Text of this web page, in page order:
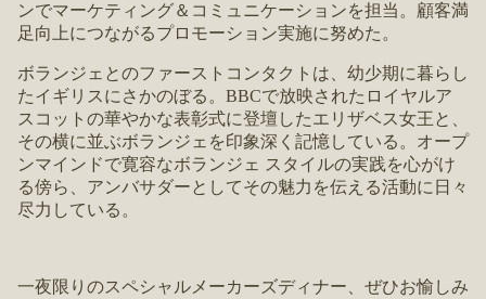
ンでマーケティング＆コミュニケーションを担当。顧客満
足向上につながるプロモーション実施に努めた。
ボランジェとのファーストコンタクトは、幼少期に暮らし
たイギリスにさかのぼる。BBCで放映されたロイヤルア
スコットの華やかな表彰式に登壇したエリザベス女王と、
その横に並ぶボランジェを印象深く記憶している。オープ
ンマインドで寛容なボランジェ スタイルの実践を心がけ
る傍ら、アンバサダーとしてその魅力を伝える活動に日々
尽力している。
一夜限りのスペシャルメーカーズディナー、ぜひお愉しみ